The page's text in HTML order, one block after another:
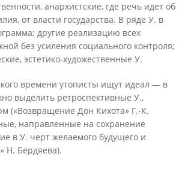
анархистские, где речь идет об
от власти государства. В ряде У. в
другие реализацию всех
без усиления социального контроля;
эстетико-художественные У.
времени утописты ищут идеал — в
выделить ретроспективные У.,
(«Возвращение Дон Кихота» Г.-К.
направленные на сохранение
в У. черт желаемого будущего и
Н. Бердяева).